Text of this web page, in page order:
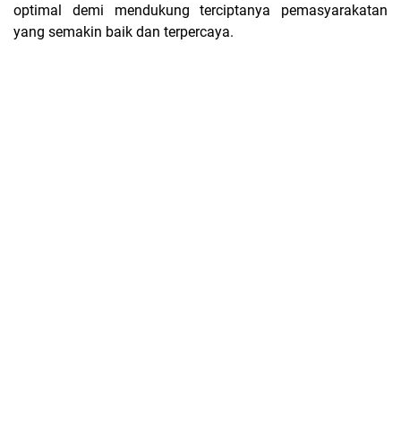
optimal demi mendukung terciptanya pemasyarakatan
yang semakin baik dan terpercaya.